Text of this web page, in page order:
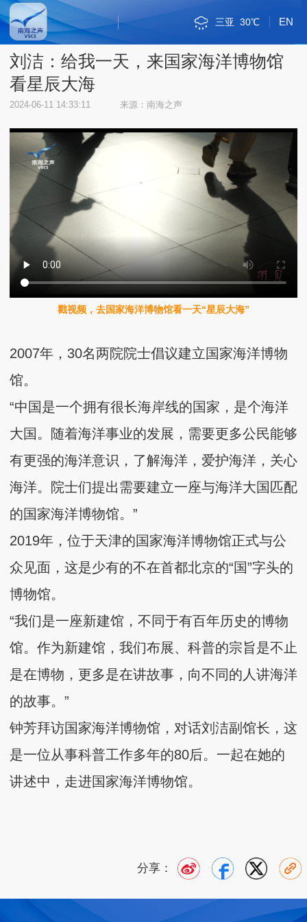
EN
河内 38℃
三沙 32℃
三亚 30℃
琼海 34℃
海口 32℃
斯里巴加湾 34℃
金边 34℃
雅加达 33℃
万象 31℃
吉隆坡 34℃
马尼拉 30℃
新加坡市 33℃
曼谷 34℃
内比都 31℃
河内 38℃
三沙 32℃
刘洁：给我一天，来国家海洋博物馆
看星辰大海
2024-06-11 14:33:11 来源：南海之声
戳视频，去国家海洋博物馆看一天“星辰大海”
2007年，30名两院院士倡议建立国家海洋博物
馆。
“中国是一个拥有很长海岸线的国家，是个海洋
大国。随着海洋事业的发展，需要更多公民能够
有更强的海洋意识，了解海洋，爱护海洋，关心
海洋。院士们提出需要建立一座与海洋大国匹配
的国家海洋博物馆。”
2019年，位于天津的国家海洋博物馆正式与公
众见面，这是少有的不在首都北京的“国”字头的
博物馆。
“我们是一座新建馆，不同于有百年历史的博物
馆。作为新建馆，我们布展、科普的宗旨是不止
是在博物，更多是在讲故事，向不同的人讲海洋
的故事。”
钟芳拜访国家海洋博物馆，对话刘洁副馆长，这
是一位从事科普工作多年的80后。一起在她的
讲述中，走进国家海洋博物馆。
分享：